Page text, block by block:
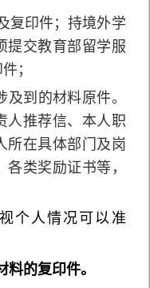
复印件；持境外学
提交教育部留学服
；
到的材料原件。
人推荐信、本人职
所在具体部门及岗
类奖励证书等，
个人情况可以准
的复印件。